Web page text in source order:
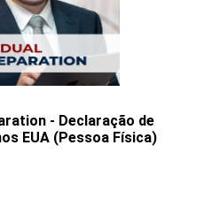
- Declaração de
EUA (Pessoa Física)